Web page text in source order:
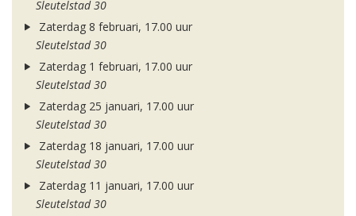
Sleutelstad 30
Zaterdag 8 februari, 17.00 uur
Sleutelstad 30
Zaterdag 1 februari, 17.00 uur
Sleutelstad 30
Zaterdag 25 januari, 17.00 uur
Sleutelstad 30
Zaterdag 18 januari, 17.00 uur
Sleutelstad 30
Zaterdag 11 januari, 17.00 uur
Sleutelstad 30